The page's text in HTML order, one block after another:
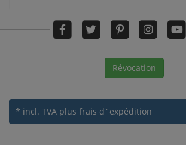
Révocation
* incl. TVA plus frais d´expédition